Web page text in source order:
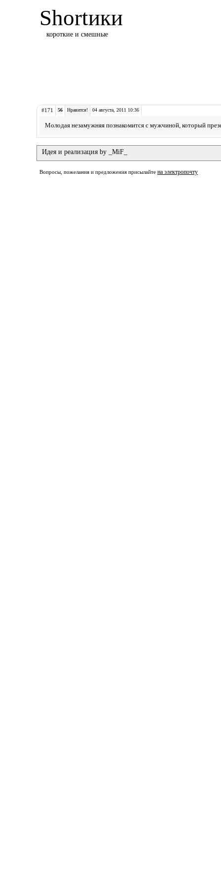
Shortики
короткие и смешные
#171 56 Нравится! 04 августа, 2011 10:36
Молодая незамужняя познакомится с мужчиной, который
Идея и реализация by _MiF_
Вопросы, пожелания и предложения присылайте на электропочту